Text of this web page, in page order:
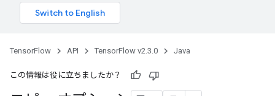
TensorFlow API TensorFlow v2.3.0 Java
この情報は役に立ちましたか？